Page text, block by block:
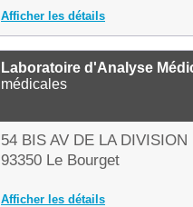
Afficher les détails
Laboratoire d'Analyse
médicales
54 BIS AV DE LA DIVISION
93350 Le Bourget
Afficher les détails